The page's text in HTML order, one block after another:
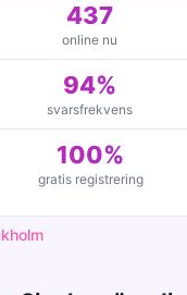
437
online nu
94%
svarsfrekvens
100%
gratis registrering